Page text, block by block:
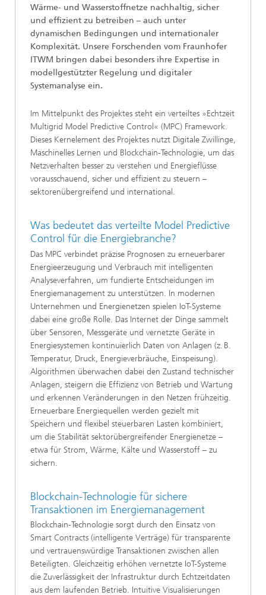
Wärme- und Wasserstoffnetze nachhaltig, sicher
und effizient zu betreiben – auch unter
dynamischen Bedingungen und internationaler
Komplexität. Unsere Forschenden vom Fraunhofer
ITWM bringen dabei besonders ihre Expertise in
modellgestützter Regelung und digitaler
Systemanalyse ein.
Im Mittelpunkt des Projektes steht ein verteiltes »Echtzeit
Multigrid Model Predictive Control« (MPC) Framework.
Dieses Kernelement des Projektes nutzt Digitale Zwillinge,
Maschinelles Lernen und Blockchain-Technologie, um das
Netzverhalten besser zu verstehen und Energieflüsse
vorausschauend, sicher und effizient zu steuern –
sektorenübergreifend und international.
Was bedeutet das verteilte Model Predictive
Control für die Energiebranche?
Das MPC verbindet präzise Prognosen zu erneuerbarer
Energieerzeugung und Verbrauch mit intelligenten
Analyseverfahren, um fundierte Entscheidungen im
Energiemanagement zu unterstützen. In modernen
Unternehmen und Energienetzen spielen IoT-Systeme
dabei eine große Rolle. Das Internet der Dinge sammelt
über Sensoren, Messgeräte und vernetzte Geräte in
Energiesystemen kontinuierlich Daten von Anlagen (z. B.
Temperatur, Druck, Energieverbräuche, Einspeisung).
Algorithmen überwachen dabei den Zustand technischer
Anlagen, steigern die Effizienz von Betrieb und Wartung
und erkennen Veränderungen in den Netzen frühzeitig.
Erneuerbare Energiequellen werden gezielt mit
Speichern und flexibel steuerbaren Lasten kombiniert,
um die Stabilität sektorübergreifender Energienetze –
etwa für Strom, Wärme, Kälte und Wasserstoff – zu
sichern.
Blockchain-Technologie für sichere
Transaktionen im Energiemanagement
Blockchain-Technologie sorgt durch den Einsatz von
Smart Contracts (intelligente Verträge) für transparente
und vertrauenswürdige Transaktionen zwischen allen
Beteiligten. Gleichzeitig erhöhen vernetzte IoT-Systeme
die Zuverlässigkeit der Infrastruktur durch Echtzeitdaten
aus dem laufenden Betrieb. Intuitive Visualisierungen